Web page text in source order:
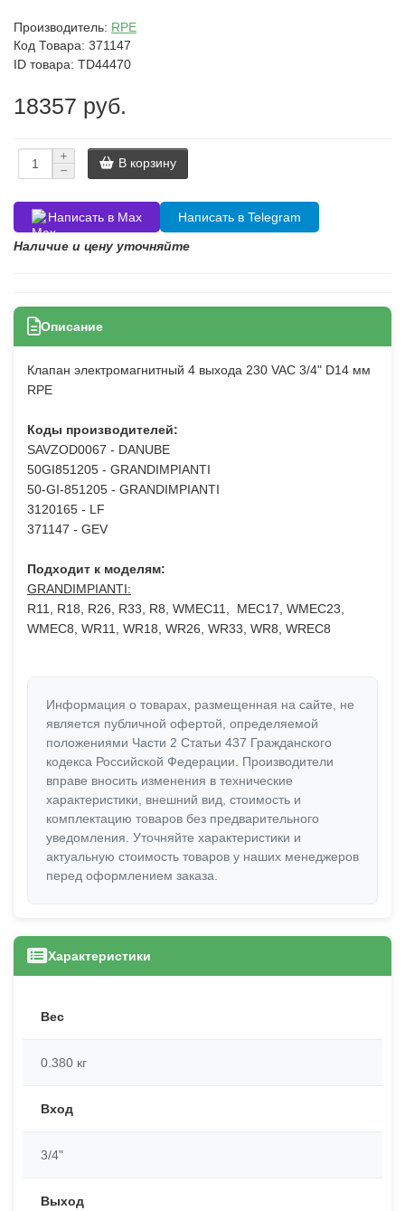
Производитель: RPE
Код Товара: 371147
ID товара: TD44470
18357 руб.
В корзину
Написать в Max
Написать в Telegram
Наличие и цену уточняйте
Описание
Клапан электромагнитный 4 выхода 230 VAC 3/4" D14 мм
RPE
Коды производителей:
SAVZOD0067 - DANUBE
50GI851205 - GRANDIMPIANTI
50-GI-851205 - GRANDIMPIANTI
3120165 - LF
371147 - GEV
Подходит к моделям:
GRANDIMPIANTI:
R11, R18, R26, R33, R8, WMEC11, MEC17, WMEC23,
WMEC8, WR11, WR18, WR26, WR33, WR8, WREC8
Информация о товарах, размещенная на сайте, не
является публичной офертой, определяемой
положениями Части 2 Статьи 437 Гражданского
кодекса Российской Федерации. Производители
вправе вносить изменения в технические
характеристики, внешний вид, стоимость и
комплектацию товаров без предварительного
уведомления. Уточняйте характеристики и
актуальную стоимость товаров у наших менеджеров
перед оформлением заказа.
Характеристики
Вес
0.380 кг
Вход
3/4"
Выход